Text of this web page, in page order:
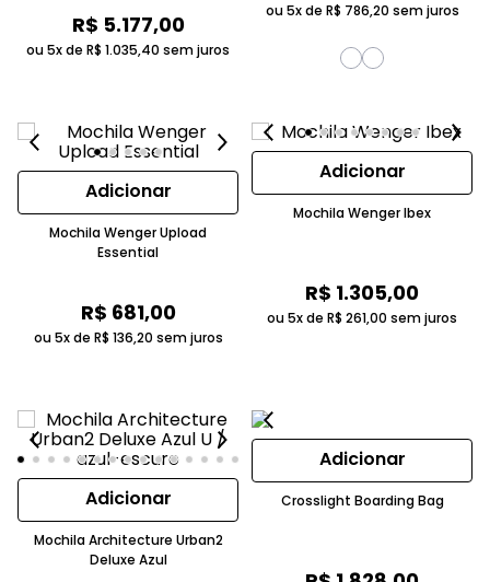
R$ 5.177,00
ou 5x de R$ 1.035,40 sem juros
ou 5x de R$ 786,20 sem juros
Adicionar
Mochila Wenger Upload
Essential
R$ 681,00
ou 5x de R$ 136,20 sem juros
Adicionar
Mochila Wenger Ibex
R$ 1.305,00
ou 5x de R$ 261,00 sem juros
Adicionar
Mochila Architecture Urban2
Deluxe Azul
Adicionar
Crosslight Boarding Bag